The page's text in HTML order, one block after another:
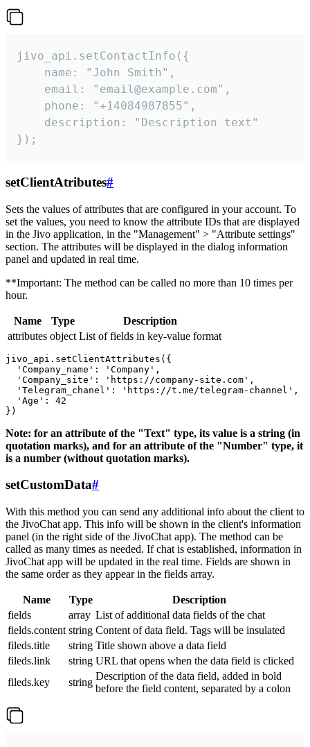
jivo_api.setContactInfo({
    name: "John Smith",
    email: "email@example.com",
    phone: "+14084987855",
    description: "Description text"
});
setClientAtributes#
Sets the values ​​of attributes that are configured in your account. To
set the values, you need to know the attribute IDs that are displayed
in the Jivo application, in the "Management" > "Attribute settings"
section. The attributes will be displayed in the dialog information
panel and updated in real time.
**Important: The method can be called no more than 10 times per
hour.
Name Type
Description
attributes object List of fields in key-value format
jivo_api.setClientAttributes({
  'Company_name': 'Company',
  'Company_site': 'https://company-site.com',
  'Telegram_chanel': 'https://t.me/telegram-channel',
  'Age': 42
Note: for an attribute of the "Text" type, its value is a string (in
quotation marks), and for an attribute of the "Number" type, it
is a number (without quotation marks).
setCustomData#
With this method you can send any additional info about the client to
the JivoChat app. This info will be shown in the client's information
panel (in the right side of the JivoChat app). The method can be
called as many times as needed. If chat is established, information in
JivoChat app will be updated in the real time. Fields are shown in
the same order as they appear in the fields array.
Name Type
Description
fields
array List of additional data fields of the chat
fields.content string Content of data field. Tags will be insulated
fileds.title
string Title shown above a data field
fileds.link
string URL that opens when the data field is clicked
fileds.key
string
Description of the data field, added in bold
before the field content, separated by a colon